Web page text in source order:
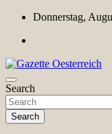
Skip
content
Donnerstag,
Gazette
Magazin für Freizeit,
Search
Search